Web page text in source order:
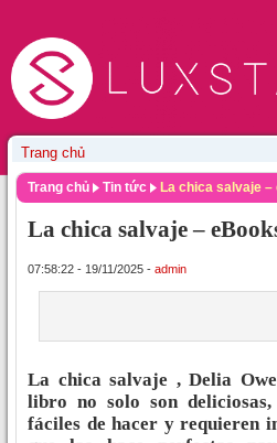
Trang chủ Tin tức La chica salvaje –
La chica salvaje –
07:58:22 - 19/11/2025 - admin
La chica salvaje , Delia
libro no solo son
fáciles de hacer y requieren